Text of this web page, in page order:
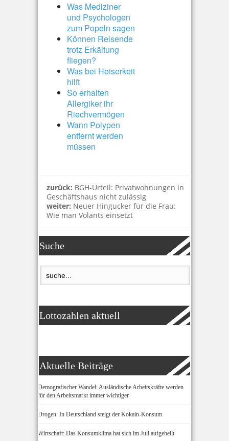
Was Mediziner
und Psychologen
zum Popeln sagen
Können Reisende
trotz Erkältung
fliegen?
Was bei Heiserkeit
hilft
So erhalten
Allergiker ihr
Riechvermögen
Wann Polypen
entfernt werden
müssen
zurück: BGH-Urteil: Privatwohnungen in
Geschäftshaus nicht zulässig
weiter: Neuer Hingucker für die Frau:
Wie man Volants einsetzt
Suche
Lottozahlen aktuell
Aktuelle Beiträge
Demografischer Wandel: Ausländische Arbeitskräfte werden
für den Arbeitsmarkt immer wichtiger
Drogen: In Deutschland steigt der Kokain-Konsum
Wirtschaft: Das Konsumklima hat sich im Juli aufgehellt